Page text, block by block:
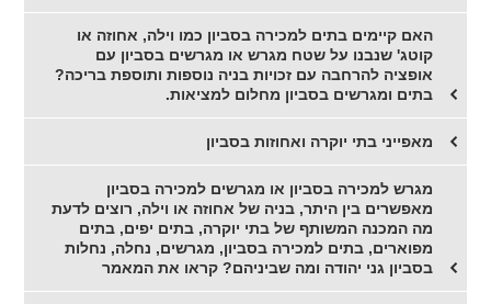
האם קיימים בתים למכירה בסביון כמו וילה, אחוזה או
קוטג' שנבנו על שטח מגרש או מגרשים בסביון עם
אופציה להרחבה עם זכויות בניה נוספות ותוספת בריכה?
בתים ומגרשים בסביון מחלום למציאות.
מאפייני בתי יוקרה ואחוזות בסביון
מגרש למכירה בסביון או מגרשים למכירה בסביון
מאפשרים בין היתר, בניה של אחוזה או וילה, רוצים לדעת
מה המכנה המשותף של בתי יוקרה, בתים יפים, בתים
מפוארים, בתים למכירה בסביון, מגרשים, נחלה, נחלות
בסביון גני יהודה ומה שביניהם? קראו את המאמר